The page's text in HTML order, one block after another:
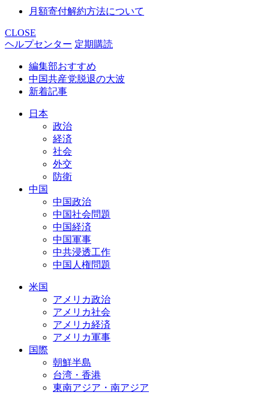
月額寄付解約方法について
CLOSE
ヘルプセンター 定期購読
編集部おすすめ
中国共産党脱退の大波
新着記事
日本
政治
経済
社会
外交
防衛
中国
中国政治
中国社会問題
中国経済
中国軍事
中共浸透工作
中国人権問題
米国
アメリカ政治
アメリカ社会
アメリカ経済
アメリカ軍事
国際
朝鮮半島
台湾・香港
東南アジア・南アジア